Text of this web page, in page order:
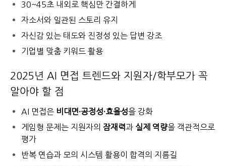
30~45초 내외로 핵심만 간결하게
자소서와 일관된 스토리 유지
자신감 있는 태도와 진정성 있는 답변 강조
기업별 맞춤 키워드 활용
2025년 AI 면접 트렌드와 지원자/학부모가 꼭
알아야 할 점
AI 면접은 비대면·공정성·효율성을 강화
게임형 문제는 지원자의 잠재력과 실제 역량을 객관적으로
평가
반복 연습과 모의 시스템 활용이 합격의 지름길